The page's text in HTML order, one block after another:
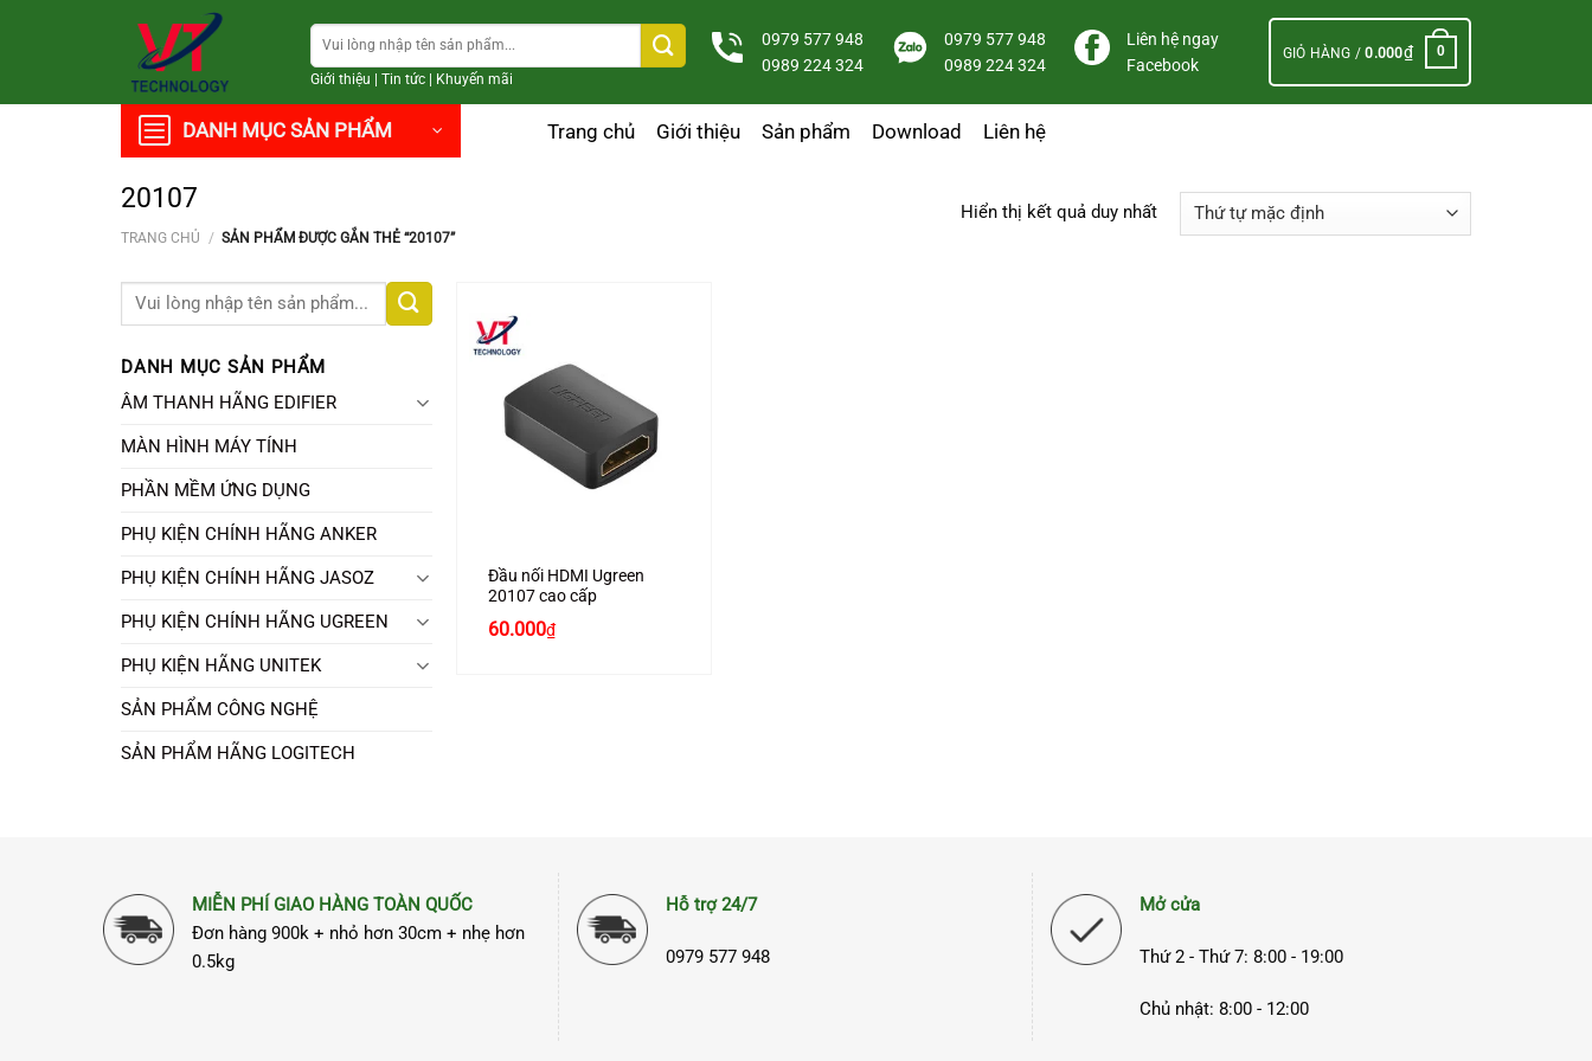
Tìm
kiếm:
Giới thiệu Tin tức| Khuyến mãi
0979 577 948
0989 224 324
0979 577 948
0989 224 324
Liên hệ ngay
Facebook
GIỎ HÀNG /0.000₫ 0
DANH MỤC SẢN PHẨM Trang chủ Giới thiệu Sản phẩm Download Liên hệ
20107
TRANG CHỦ / SẢN PHẨM ĐƯỢC GẮN THẺ “20107”
Hiển thị kết quả duy nhất
Tìm
DANH MỤC SẢN PHẨM
ÂM THANH HÃNG EDIFIER
MÀN HÌNH MÁY TÍNH
PHẦN MỀM ỨNG DỤNG
PHỤ KIỆN CHÍNH HÃNG ANKER
PHỤ KIỆN CHÍNH HÃNG JASOZ
PHỤ KIỆN CHÍNH HÃNG UGREEN
PHỤ KIỆN HÃNG UNITEK
SẢN PHẨM CÔNG NGHỆ
SẢN PHẨM HÃNG LOGITECH
Đầu nối HDMI Ugreen
20107 cao cấp
60.000₫
MIỄN PHÍ GIAO HÀNG TOÀN QUỐC
Đơn hàng 900k + nhỏ hơn 30cm + nhẹ hơn
0.5kg
Hỗ trợ 24/7
0979 577 948
Mở cửa
Thứ 2 - Thứ 7: 8:00 - 19:00
Chủ nhật: 8:00 - 12:00